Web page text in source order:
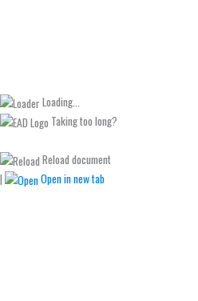
Loading...
Taking too long?
Reload document
|
Open in new tab